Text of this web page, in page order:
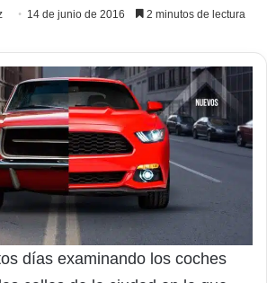
14 de junio de 2016 2 minutos de lectura
días examinando los coches